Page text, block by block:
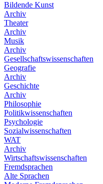
Bildende Kunst
Archiv
Theater
Archiv
Musik
Archiv
Gesellschaftswissenschaften
Geografie
Archiv
Geschichte
Archiv
Philosophie
Politikwissenschaften
Psychologie
Sozialwissenschaften
WAT
Archiv
Wirtschaftswissenschaften
Fremdsprachen
Alte Sprachen